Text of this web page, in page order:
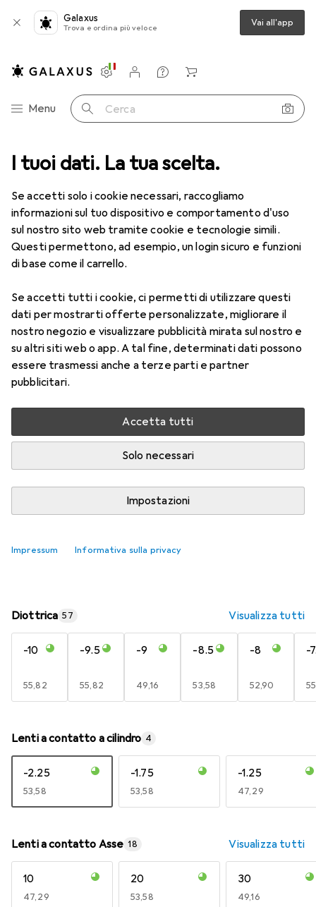
I tuoi dati. La tua scelta.
Se accetti solo i cookie necessari, raccogliamo
informazioni sul tuo dispositivo e comportamento d'uso
sul nostro sito web tramite cookie e tecnologie simili.
Questi permettono, ad esempio, un login sicuro e funzioni
di base come il carrello.
Se accetti tutti i cookie, ci permetti di utilizzare questi
dati per mostrarti offerte personalizzate, migliorare il
nostro negozio e visualizzare pubblicità mirata sul nostro e
su altri siti web o app. A tal fine, determinati dati possono
essere trasmessi anche a terze parti e partner
pubblicitari.
Accetta tutti
Solo necessari
Impostazioni
Impressum Informativa sulla privacy
Galaxus
Trova e ordina più veloce Vai all'app
Categoria Navigazione
Menu Cerca
Impostazioni
Conto cliente
Liste di confronto
Liste dei desideri
Carrello
Lenti a contatto Air Optix più HydraGlyde per l'astigmatismo
1 Immagine
Air Optix più HydraGlyde per
-1, Obiettivo mensile, 6 pz., Torico
Prezzo in EUR IVA incl.
EUR
53,58 EUR
8,93/1pz.
Consegna tra lun, 17/8 e mer, 19/8
Più di 10 pezzi in stock presso il fornitore
Aggiungi al carrello
Diottrica 57 Visualizza tutti
-10
EUR
55,82
-9.5
EUR
55,82
-9
EUR
49,16
-8.5
EUR
53,58
-8
EUR
52,90
-
Lenti a contatto a cilindro 4
-2.25
EUR
53,58
-1.75
EUR
53,58
-1.25
EUR
47,29
Lenti a contatto Asse 18 Visualizza tutti
10
EUR
47,29
20
EUR
53,58
30
EUR
49,16